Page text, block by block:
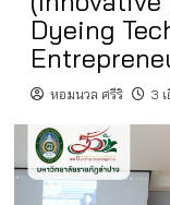
Dyeing
หอมนวล ศรีริ 3